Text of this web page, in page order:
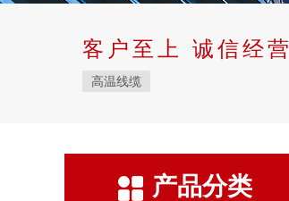
客户至上 诚信经营
高温线缆
产品分类